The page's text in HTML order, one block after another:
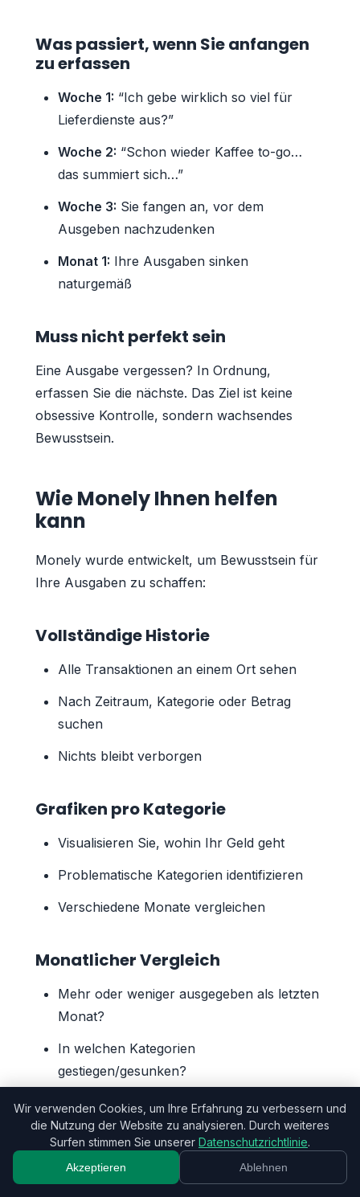
Was passiert, wenn Sie anfangen
zu erfassen
Woche 1: “Ich gebe wirklich so viel für
Lieferdienste aus?”
Woche 2: “Schon wieder Kaffee to-go…
das summiert sich…”
Woche 3: Sie fangen an, vor dem
Ausgeben nachzudenken
Monat 1: Ihre Ausgaben sinken
naturgemäß
Muss nicht perfekt sein
Eine Ausgabe vergessen? In Ordnung,
erfassen Sie die nächste. Das Ziel ist keine
obsessive Kontrolle, sondern wachsendes
Bewusstsein.
Wie Monely Ihnen helfen
kann
Monely wurde entwickelt, um Bewusstsein für
Ihre Ausgaben zu schaffen:
Vollständige Historie
Alle Transaktionen an einem Ort sehen
Nach Zeitraum, Kategorie oder Betrag
suchen
Nichts bleibt verborgen
Grafiken pro Kategorie
Visualisieren Sie, wohin Ihr Geld geht
Problematische Kategorien identifizieren
Verschiedene Monate vergleichen
Monatlicher Vergleich
Mehr oder weniger ausgegeben als letzten
Monat?
In welchen Kategorien
gestiegen/gesunken?
Trends im Zeitverlauf
Einfache Erfassung
Per App oder WhatsApp erfassen
Wir verwenden Cookies, um Ihre Erfahrung zu verbessern und
die Nutzung der Website zu analysieren. Durch weiteres
Surfen stimmen Sie unserer Datenschutzrichtlinie.
Akzeptieren Ablehnen